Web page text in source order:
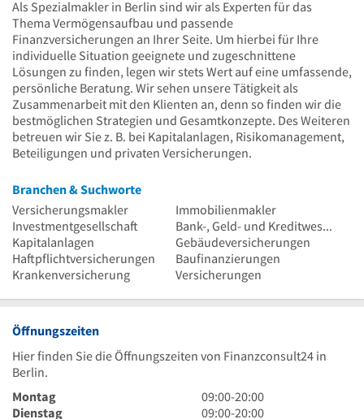
Als Spezialmakler in Berlin sind wir als Experten für das
Thema Vermögensaufbau und passende
Finanzversicherungen an Ihrer Seite. Um hierbei für Ihre
individuelle Situation geeignete und zugeschnittene
Lösungen zu finden, legen wir stets Wert auf eine umfassende,
persönliche Beratung. Wir sehen unsere Tätigkeit als
Zusammenarbeit mit den Klienten an, denn so finden wir die
bestmöglichen Strategien und Gesamtkonzepte. Des Weiteren
betreuen wir Sie z. B. bei Kapitalanlagen, Risikomanagement,
Beteiligungen und privaten Versicherungen.
Branchen & Suchworte
Versicherungsmakler
Immobilienmakler
Investmentgesellschaft
Bank-, Geld- und Kreditwesenverband
Kapitalanlagen
Gebäudeversicherungen
Haftpflichtversicherungen
Baufinanzierungen
Krankenversicherung
Versicherungen
Öffnungszeiten
Hier finden Sie die Öffnungszeiten von Finanzconsult24 in
Berlin.
Montag
9
Uhr
09:00-20:00
Dienstag
9
09:00-20:00